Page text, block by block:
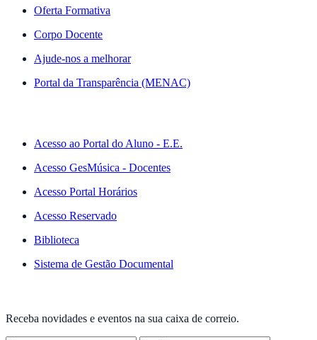
Oferta Formativa
Corpo Docente
Ajude-nos a melhorar
Portal da Transparência (MENAC)
Acesso ao Portal do Aluno - E.E.
Acesso GesMúsica - Docentes
Acesso Portal Horários
Acesso Reservado
Biblioteca
Sistema de Gestão Documental
Receba novidades e eventos na sua caixa de correio.